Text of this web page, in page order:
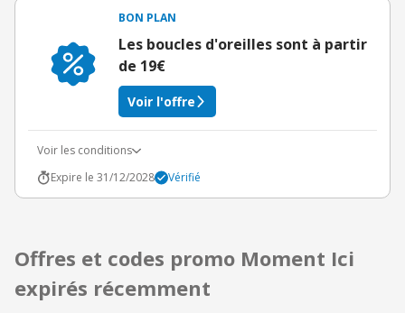
BON PLAN
Les boucles d'oreilles sont à partir
de 19€
Voir l'offre
Voir les conditions
Expire le 31/12/2028
Vérifié
Offres et codes promo Moment Ici
expirés récemment